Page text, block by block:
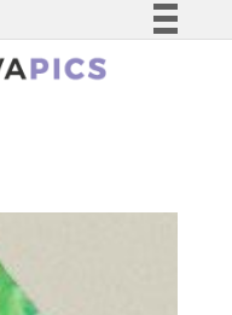
Simplifique!